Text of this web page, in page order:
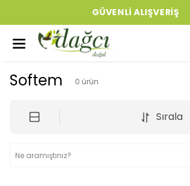
GÜVENLI ALIŞVERIŞ
Softem 0 ürün
Sırala